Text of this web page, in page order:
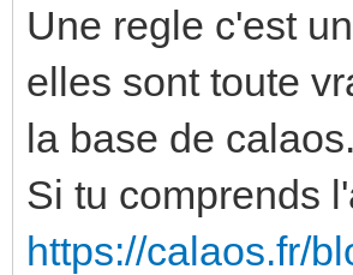
Une regle c'est
elles sont toute
la base de calaos.
Si tu comprends
https://calaos.fr/